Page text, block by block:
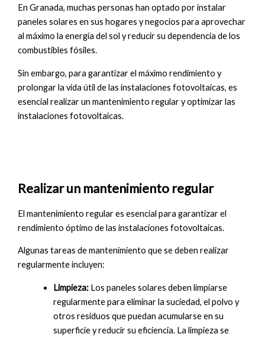
En Granada, muchas personas han optado por instalar
paneles solares en sus hogares y negocios para aprovechar
al máximo la energía del sol y reducir su dependencia de los
combustibles fósiles.
Sin embargo, para garantizar el máximo rendimiento y
prolongar la vida útil de las instalaciones fotovoltaicas, es
esencial realizar un mantenimiento regular y optimizar las
instalaciones fotovoltaicas.
Realizar un mantenimiento regular
El mantenimiento regular es esencial para garantizar el
rendimiento óptimo de las instalaciones fotovoltaicas.
Algunas tareas de mantenimiento que se deben realizar
regularmente incluyen:
Limpieza: Los paneles solares deben limpiarse
regularmente para eliminar la suciedad, el polvo y
otros residuos que puedan acumularse en su
superficie y reducir su eficiencia. La limpieza se